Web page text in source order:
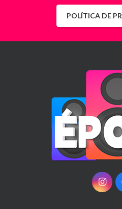
POLÍTICA DE